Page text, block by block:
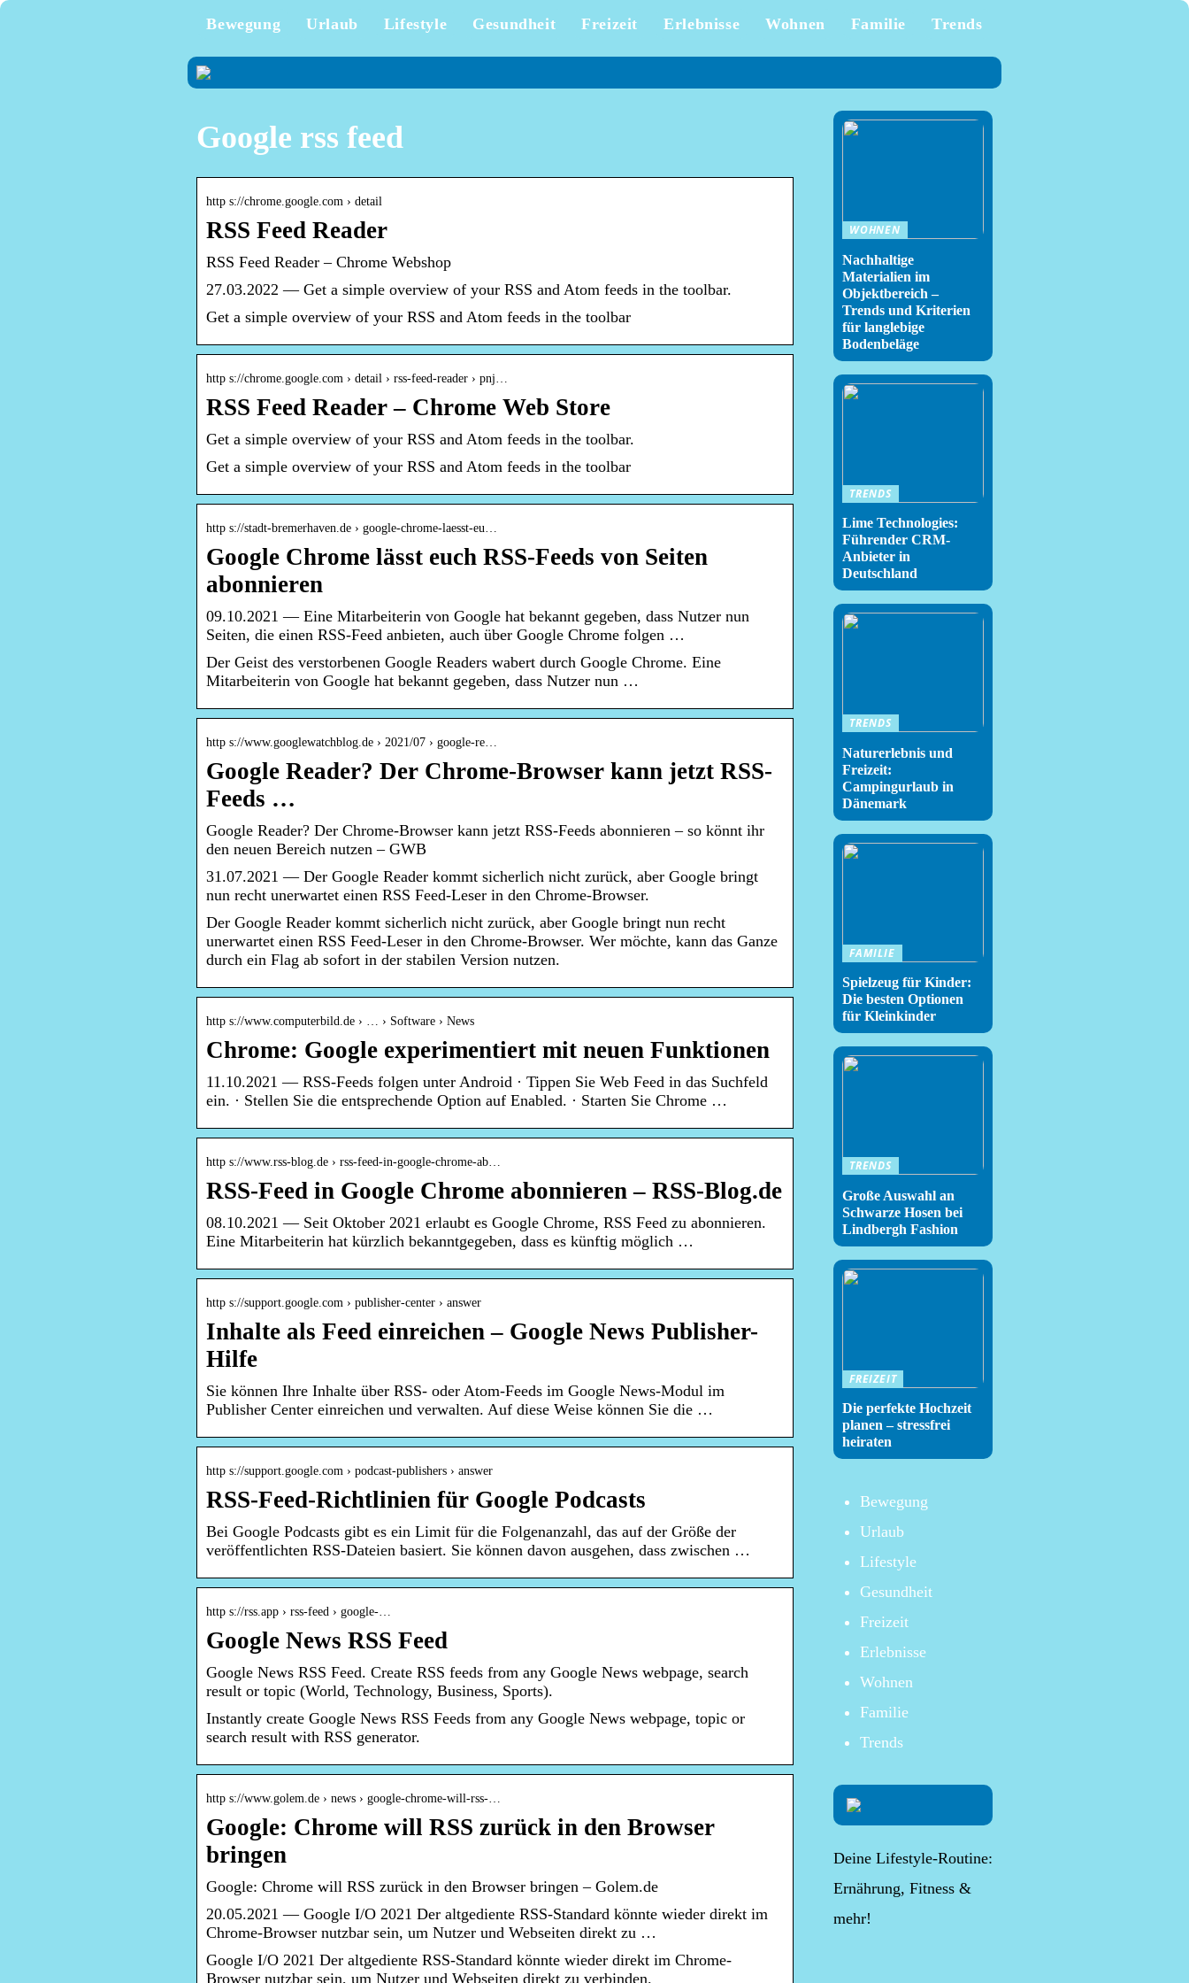
Bewegung Urlaub Lifestyle Gesundheit Freizeit Erlebnisse Wohnen Familie Trends
Google rss feed
http s://chrome.google.com › detail
RSS Feed Reader
RSS Feed Reader – Chrome Webshop
27.03.2022 — Get a simple overview of your RSS and Atom feeds in the toolbar.
Get a simple overview of your RSS and Atom feeds in the toolbar
http s://chrome.google.com › detail › rss-feed-reader › pnj…
RSS Feed Reader – Chrome Web Store
Get a simple overview of your RSS and Atom feeds in the toolbar.
Get a simple overview of your RSS and Atom feeds in the toolbar
http s://stadt-bremerhaven.de › google-chrome-laesst-eu…
Google Chrome lässt euch RSS-Feeds von Seiten
abonnieren
09.10.2021 — Eine Mitarbeiterin von Google hat bekannt gegeben, dass Nutzer nun
Seiten, die einen RSS-Feed anbieten, auch über Google Chrome folgen …
Der Geist des verstorbenen Google Readers wabert durch Google Chrome. Eine
Mitarbeiterin von Google hat bekannt gegeben, dass Nutzer nun …
http s://www.googlewatchblog.de › 2021/07 › google-re…
Google Reader? Der Chrome-Browser kann jetzt RSS-
Feeds …
Google Reader? Der Chrome-Browser kann jetzt RSS-Feeds abonnieren – so könnt ihr
den neuen Bereich nutzen – GWB
31.07.2021 — Der Google Reader kommt sicherlich nicht zurück, aber Google bringt
nun recht unerwartet einen RSS Feed-Leser in den Chrome-Browser.
Der Google Reader kommt sicherlich nicht zurück, aber Google bringt nun recht
unerwartet einen RSS Feed-Leser in den Chrome-Browser. Wer möchte, kann das Ganze
durch ein Flag ab sofort in der stabilen Version nutzen.
http s://www.computerbild.de › … › Software › News
Chrome: Google experimentiert mit neuen Funktionen
11.10.2021 — RSS-Feeds folgen unter Android · Tippen Sie Web Feed in das Suchfeld
ein. · Stellen Sie die entsprechende Option auf Enabled. · Starten Sie Chrome …
http s://www.rss-blog.de › rss-feed-in-google-chrome-ab…
RSS-Feed in Google Chrome abonnieren – RSS-Blog.de
08.10.2021 — Seit Oktober 2021 erlaubt es Google Chrome, RSS Feed zu abonnieren.
Eine Mitarbeiterin hat kürzlich bekanntgegeben, dass es künftig möglich …
http s://support.google.com › publisher-center › answer
Inhalte als Feed einreichen – Google News Publisher-
Hilfe
Sie können Ihre Inhalte über RSS- oder Atom-Feeds im Google News-Modul im
Publisher Center einreichen und verwalten. Auf diese Weise können Sie die …
http s://support.google.com › podcast-publishers › answer
RSS-Feed-Richtlinien für Google Podcasts
Bei Google Podcasts gibt es ein Limit für die Folgenanzahl, das auf der Größe der
veröffentlichten RSS-Dateien basiert. Sie können davon ausgehen, dass zwischen …
http s://rss.app › rss-feed › google-…
Google News RSS Feed
Google News RSS Feed. Create RSS feeds from any Google News webpage, search
result or topic (World, Technology, Business, Sports).
Instantly create Google News RSS Feeds from any Google News webpage, topic or
search result with RSS generator.
http s://www.golem.de › news › google-chrome-will-rss-…
Google: Chrome will RSS zurück in den Browser
bringen
Google: Chrome will RSS zurück in den Browser bringen – Golem.de
20.05.2021 — Google I/O 2021 Der altgediente RSS-Standard könnte wieder direkt im
Chrome-Browser nutzbar sein, um Nutzer und Webseiten direkt zu …
Google I/O 2021 Der altgediente RSS-Standard könnte wieder direkt im Chrome-
Browser nutzbar sein, um Nutzer und Webseiten direkt zu verbinden.
WOHNEN
Nachhaltige
Materialien im
Objektbereich –
Trends und Kriterien
für langlebige
Bodenbeläge
TRENDS
Lime Technologies:
Führender CRM-
Anbieter in
Deutschland
TRENDS
Naturerlebnis und
Freizeit:
Campingurlaub in
Dänemark
FAMILIE
Spielzeug für Kinder:
Die besten Optionen
für Kleinkinder
TRENDS
Große Auswahl an
Schwarze Hosen bei
Lindbergh Fashion
FREIZEIT
Die perfekte Hochzeit
planen – stressfrei
heiraten
Bewegung
Urlaub
Lifestyle
Gesundheit
Freizeit
Erlebnisse
Wohnen
Familie
Trends
Deine Lifestyle-Routine:
Ernährung, Fitness &
mehr!